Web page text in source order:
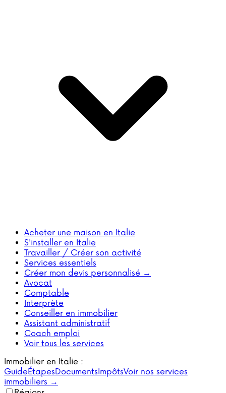
Acheter une maison en Italie
S'installer en Italie
Travailler / Créer son activité
Services essentiels
Créer mon devis personnalisé →
Avocat
Comptable
Interprète
Conseiller en immobilier
Assistant administratif
Coach emploi
Voir tous les services
Immobilier en Italie :
GuideÉtapesDocumentsImpôtsVoir nos services
immobiliers →